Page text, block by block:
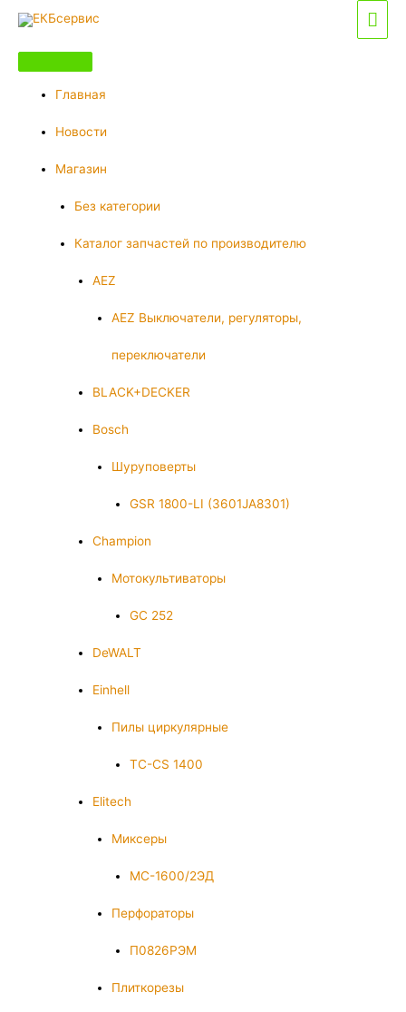
Перейти
содержимому
Главная
Новости
Магазин
Без категории
Каталог запчастей по производителю
AEZ
AEZ Выключатели, регуляторы,
переключатели
BLACK+DECKER
Bosch
Шуруповерты
GSR 1800-LI (3601JA8301)
Champion
Мотокультиваторы
GC 252
DeWALT
Einhell
Пилы циркулярные
TC-CS 1400
Elitech
Миксеры
МС-1600/2ЭД
Перфораторы
П0826РЭМ
Плиткорезы